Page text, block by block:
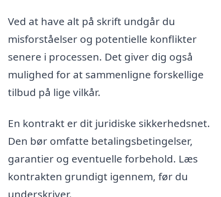
Ved at have alt på skrift undgår du
misforståelser og potentielle konflikter
senere i processen. Det giver dig også
mulighed for at sammenligne forskellige
tilbud på lige vilkår.
En kontrakt er dit juridiske sikkerhedsnet.
Den bør omfatte betalingsbetingelser,
garantier og eventuelle forbehold. Læs
kontrakten grundigt igennem, før du
underskriver.